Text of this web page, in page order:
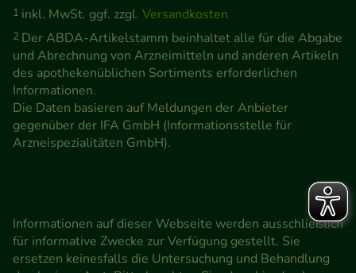
1 inkl. MwSt. ggf. zzgl. Versandkosten
2 Der ABDA-Artikelstamm beinhaltet alle für die Abgabe
und Abrechnung von Arzneimitteln und anderen Artikeln
des apothekenüblichen Sortiments erforderlichen
Informationen.
Die Daten basieren auf Meldungen der Anbieter
gegenüber der IFA GmbH (Informationsstelle für
Arzneispezialitäten GmbH).
Informationen auf dieser Webseite werden ausschließlich
für informative Zwecke zur Verfügung gestellt. Sie
ersetzen keinesfalls die Untersuchung und Behandlung